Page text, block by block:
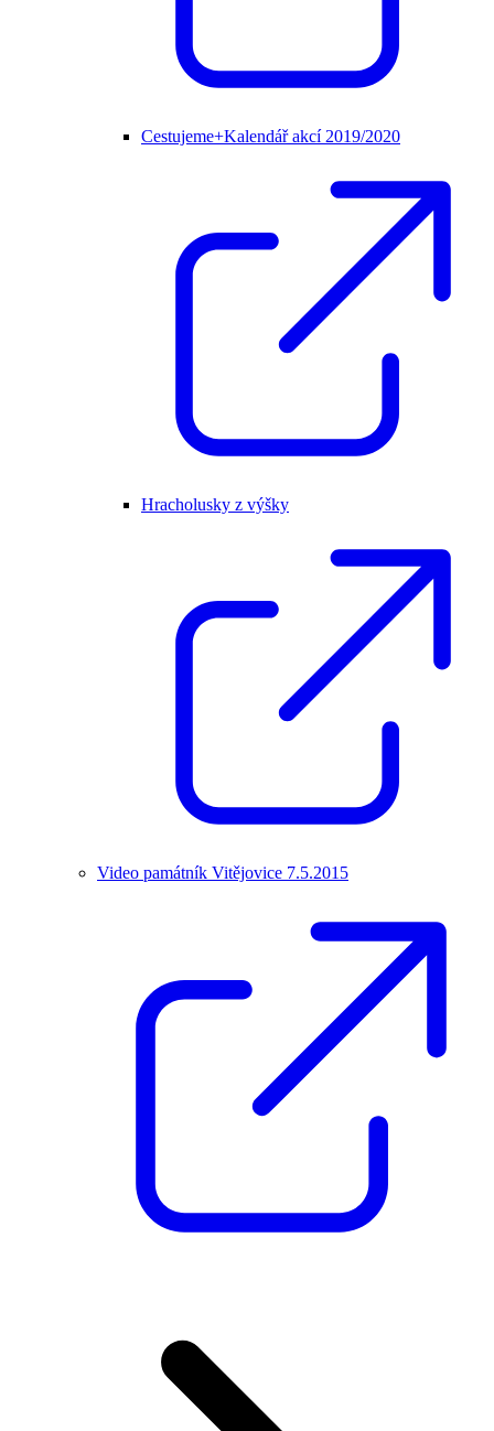
Cestujeme+Kalendář akcí 2019/2020
Hracholusky z výšky
Video památník Vitějovice 7.5.2015